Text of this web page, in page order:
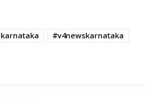
#v4newskarnataka